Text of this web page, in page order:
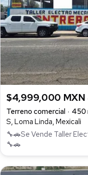
$4,999,000 MXN
Terreno comercial
450
S, Loma Linda, Mexicali
🔧🚗Se Vende Taller
🔧🚗